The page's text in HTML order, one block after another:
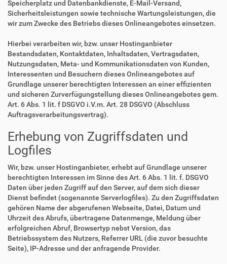
Speicherplatz und Datenbankdienste, E-Mail-Versand,
Sicherheitsleistungen sowie technische Wartungsleistungen, die
wir zum Zwecke des Betriebs dieses Onlineangebotes einsetzen.
Hierbei verarbeiten wir, bzw. unser Hostinganbieter
Bestandsdaten, Kontaktdaten, Inhaltsdaten, Vertragsdaten,
Nutzungsdaten, Meta- und Kommunikationsdaten von Kunden,
Interessenten und Besuchern dieses Onlineangebotes auf
Grundlage unserer berechtigten Interessen an einer effizienten
und sicheren Zurverfügungstellung dieses Onlineangebotes gem.
Art. 6 Abs. 1 lit. f DSGVO i.V.m. Art. 28 DSGVO (Abschluss
Auftragsverarbeitungsvertrag).
Erhebung von Zugriffsdaten und
Logfiles
Wir, bzw. unser Hostinganbieter, erhebt auf Grundlage unserer
berechtigten Interessen im Sinne des Art. 6 Abs. 1 lit. f. DSGVO
Daten über jeden Zugriff auf den Server, auf dem sich dieser
Dienst befindet (sogenannte Serverlogfiles). Zu den Zugriffsdaten
gehören Name der abgerufenen Webseite, Datei, Datum und
Uhrzeit des Abrufs, übertragene Datenmenge, Meldung über
erfolgreichen Abruf, Browsertyp nebst Version, das
Betriebssystem des Nutzers, Referrer URL (die zuvor besuchte
Seite), IP-Adresse und der anfragende Provider.